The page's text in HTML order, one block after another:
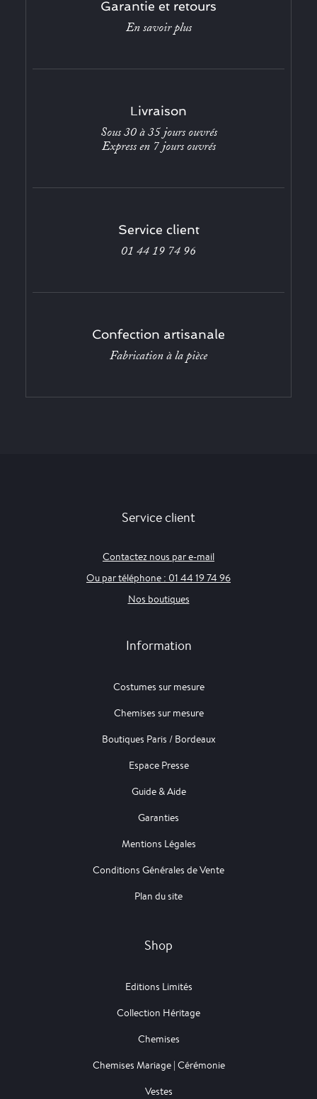
Garantie et retours
En savoir plus
Livraison
Sous 30 à 35 jours ouvrés
Express en 7 jours ouvrés
Service client
01 44 19 74 96
Confection artisanale
Fabrication à la pièce
Service client
Contactez nous par e-mail
Ou par téléphone : 01 44 19 74 96
Nos boutiques
Information
Costumes sur mesure
Chemises sur mesure
Boutiques Paris / Bordeaux
Espace Presse
Guide & Aide
Garanties
Mentions Légales
Conditions Générales de Vente
Plan du site
Shop
Editions Limités
Collection Héritage
Chemises
Chemises Mariage | Cérémonie
Vestes